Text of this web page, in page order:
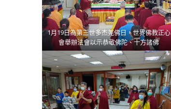
1月19日為第三世多杰羌佛日，世界佛教正心
會舉辦法會以示恭敬佛陀、十方諸佛